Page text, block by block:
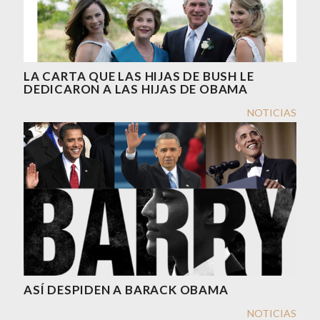
LA CARTA QUE LAS HIJAS DE BUSH LE
DEDICARON A LAS HIJAS DE OBAMA
NOTICIAS
ASÍ DESPIDEN A BARACK OBAMA
NOTICIAS